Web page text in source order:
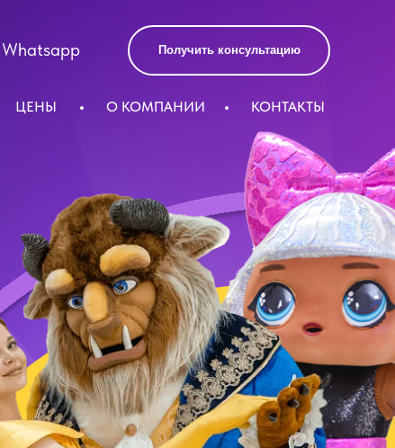
Получить консультацию
ЦЕНЫ КОНТАКТЫ
Whatsapp
О КОМПАНИИ